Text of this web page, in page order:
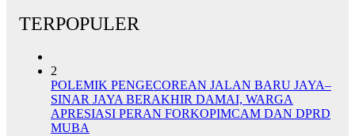
TERPOPULER
2
POLEMIK PENGECOREAN JALAN BARU JAYA–
SINAR JAYA BERAKHIR DAMAI, WARGA
APRESIASI PERAN FORKOPIMCAM DAN DPRD
MUBA